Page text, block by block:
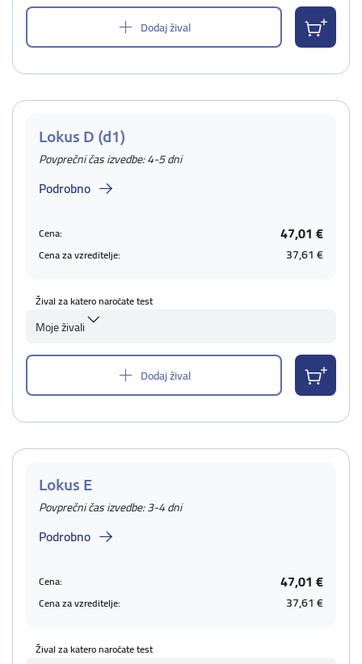
Dodaj žival
Lokus D (d1)
Povprečni čas izvedbe: 4-5 dni
Podrobno
Cena: 47,01 €
Cena za vzreditelje: 37,61 €
Žival za katero naročate test
Moje živali
Dodaj žival
Lokus E
Povprečni čas izvedbe: 3-4 dni
Podrobno
Cena: 47,01 €
Cena za vzreditelje: 37,61 €
Žival za katero naročate test